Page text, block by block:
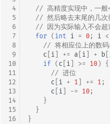
4
5
6
7
8
9
10
11
12
13
14
15
16
// 高精度实现中，一般
// 然后略去末尾的几次
// 因为实际输入不会
for (int i = 0; i <
// 将相应位上的数码
c i += a i + b
if (c i >= 10) {
// 进位
c i + 1 += 1 ;
c i -= 10;
}
}
}